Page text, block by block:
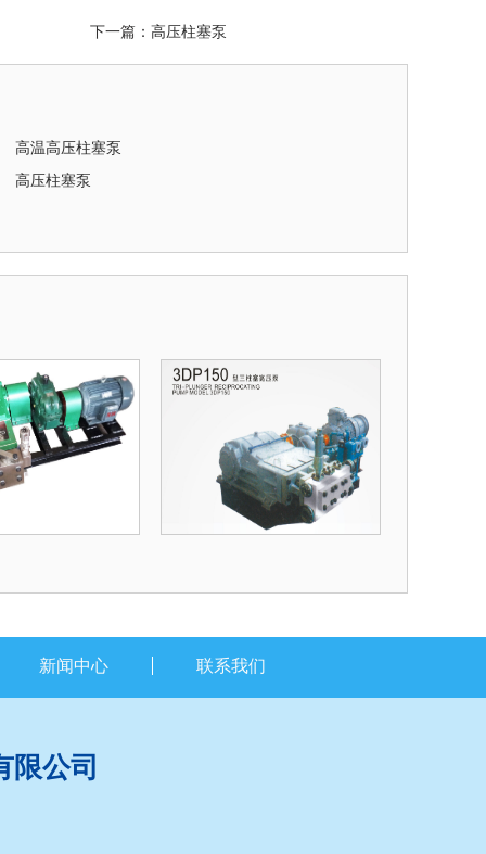
下一篇： 高压柱塞泵
高温高压柱塞泵
高压柱塞泵
新闻中心 联系我们
限公司